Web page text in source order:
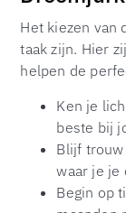
Het kiezen van
taak zijn. Hier
helpen de
Ken je
beste bij
Blijf
waar je je
Begin op